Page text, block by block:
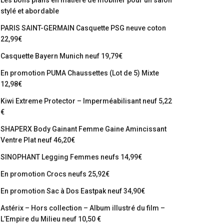
stylé et abordable
PARIS SAINT-GERMAIN Casquette PSG neuve coton
22,99€
Casquette Bayern Munich neuf 19,79€
En promotion PUMA Chaussettes (Lot de 5) Mixte
12,98€
Kiwi Extreme Protector – Imperméabilisant neuf 5,22
€
SHAPERX Body Gainant Femme Gaine Amincissant
Ventre Plat neuf 46,20€
SINOPHANT Legging Femmes neufs 14,99€
En promotion Crocs neufs 25,92€
En promotion Sac à Dos Eastpak neuf 34,90€
Astérix – Hors collection – Album illustré du film –
L’Empire du Milieu neuf 10,50 €